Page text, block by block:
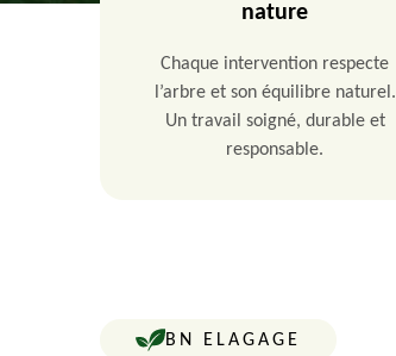
nature
Chaque intervention respecte
l’arbre et son équilibre naturel.
Un travail soigné, durable et
responsable.
BN ELAGAGE